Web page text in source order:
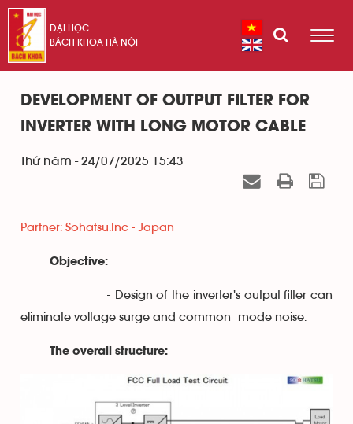
ĐẠI HỌC
BÁCH KHOA HÀ NỘI
DEVELOPMENT OF OUTPUT FILTER FOR
INVERTER WITH LONG MOTOR CABLE
Thứ năm - 24/07/2025 15:43
Partner: Sohatsu.Inc - Japan
Objective:
- Design of the inverter's output filter can
eliminate voltage surge and common mode noise.
The overall structure: